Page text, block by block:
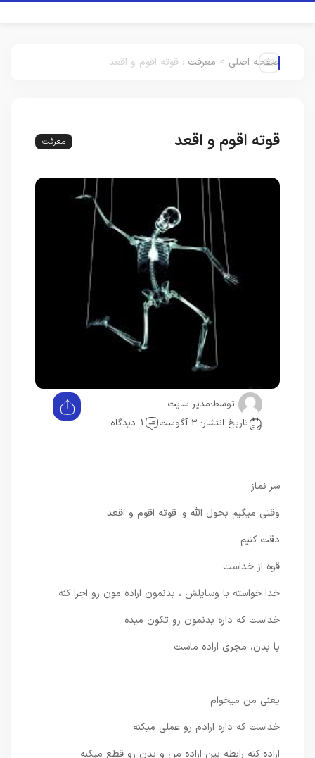
صفحه اصلی > معرفت : قوته اقوم و اقعد
قوته اقوم و اقعد معرفت
توسط:مدیر سایت
تاریخ انتشار: 3 آگوست
1 دیدگاه
سر نماز
وقتی میگیم بحول الله و. قوته اقوم و اقعد
دقت کنیم
قوه از خداست
خدا خواسته با وسایلش ، بدنمون اراده مون رو اجرا کنه
خداست که داره بدنمون رو تکون میده
با بدن، مجری اراده ماست
یعنی من میخوام
خداست که داره ارادم رو عملی میکنه
اراده کنه رابطه بین اراده من و بدن رو قطع میکنه